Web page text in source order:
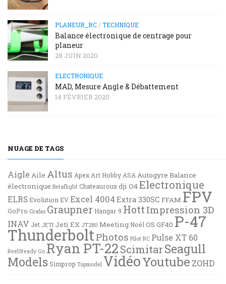
PLANEUR_RC /TECHNIQUE
Balance électronique de centrage pour
planeur
28 JUIN 2020
ELECTRONIQUE
MAD, Mesure Angle & Débattement
14 FÉVRIER 2020
NUAGE DE TAGS
Aigle Aile Altus Apex Art Hobby ASA Autogyre Balance
électronique Betaflight Chateaurouxdji O4Electronique
ELRS Evolution EVExcel 4004 Extra 330SC FFAM FPV
GoPro Grafas Graupner Hangar 9 Hott Impression 3D
INAV Jet JETI Jeti EX JT280 Meeting Noël OS GF40 P-47
ThunderboltPhotos Pilot RC Pulse XT 60
ReelSteady Go Ryan PT-22ScimitarSeagull
ModelsSimprop Topmodel VidéoYoutube ZOHD